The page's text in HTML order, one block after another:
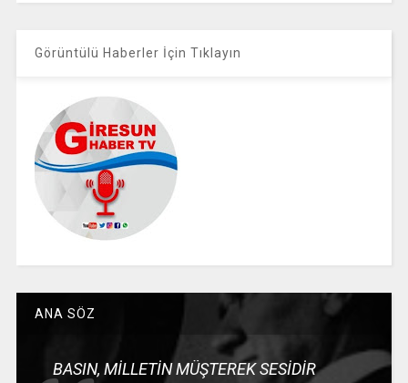
Görüntülü Haberler İçin Tıklayın
ANA SÖZ
BASIN, MİLLETİN MÜŞTEREK SESİDİR